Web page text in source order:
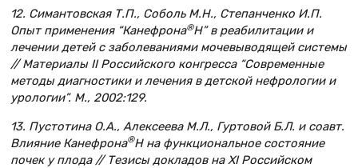
12. Симантовская Т.П., Соболь М.Н., Степанченко И.П.
Опыт применения “Канефрона®Н” в реабилитации и
лечении детей с заболеваниями мочевыводящей системы
// Материалы II Российского конгресса “Современные
методы диагностики и лечения в детской нефрологии и
урологии”. М., 2002:129.
13. Пустотина О.А., Алексеева М.Л., Гуртовой Б.Л. и соавт.
Влияние Канефрона®Н на функциональное состояние
почек у плода // Тезисы докладов на XI Российском